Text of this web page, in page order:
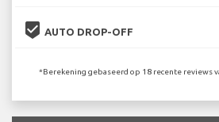
beenhere AUTO DROP-OFF
*Berekening gebaseerd op 18 recente reviews